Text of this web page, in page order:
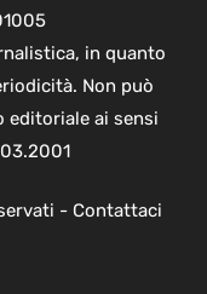
in quanto
Non può
ai sensi
- Contattaci